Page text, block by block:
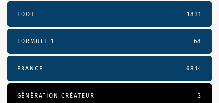
FOOT 1831
FORMULE 1 68
FRANCE 6814
GÉNÉRATION CRÉATEUR 3